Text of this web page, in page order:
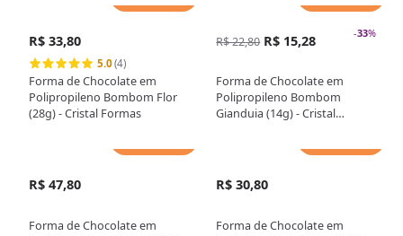
R$ 33,80
5.0(4)
Forma de Chocolate em
Polipropileno Bombom Flor
(28g) - Cristal Formas
-33%
R$ 22,80 R$ 15,28
Forma de Chocolate em
Polipropileno Bombom
Gianduia (14g) - Cristal
R$ 47,80
Forma de Chocolate em
R$ 30,80
Forma de Chocolate em